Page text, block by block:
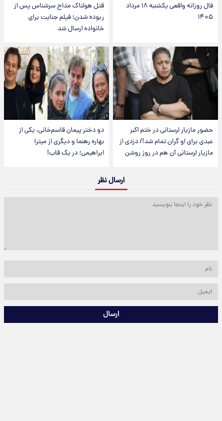
فال روزانه واقعی یکشنبه ۱۸ مرداد
۱۴۰۵
قتل هولناک مداح سرشناس پس از
ربوده شدن؛ فیلم جنایت برای
خانواده ارسال شد
حضور مازیار لرستانی در ختم اکبر
عبدی برای او گران تمام شد!/ دزدی از
مازیار لرستانی آن هم در روز روشن
دو دختر پیمان قاسم‌خانی، یکی از
بهاره رهنما و دیگری از میترا
ابراهیمی؛ در یک قاب!
ارسال نظر
ارسال